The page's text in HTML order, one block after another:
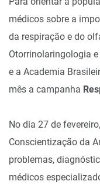
médicos sobre a
da respiração e do
Otorrinolaringologia
e a Academia
mês a campanha
No dia 27 de
Conscientização da
problemas,
médicos